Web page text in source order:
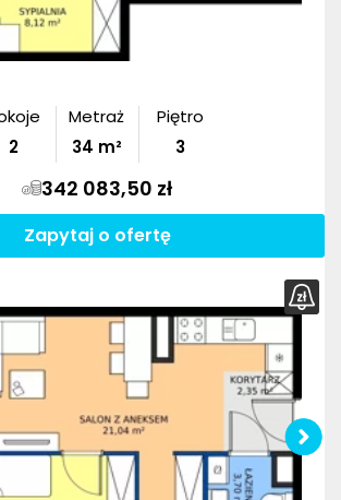
2
Metraż
34 m²
Piętro
3
342 083,50 zł
Zapytaj o ofertę